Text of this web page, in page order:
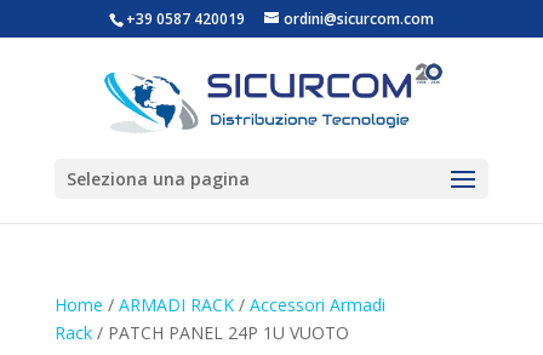
+39 0587 420019 ordini@sicurcom.com
Seleziona una pagina
Home / ARMADI RACK/ Accessori Armadi
Rack/ PATCH PANEL 24P 1U VUOTO